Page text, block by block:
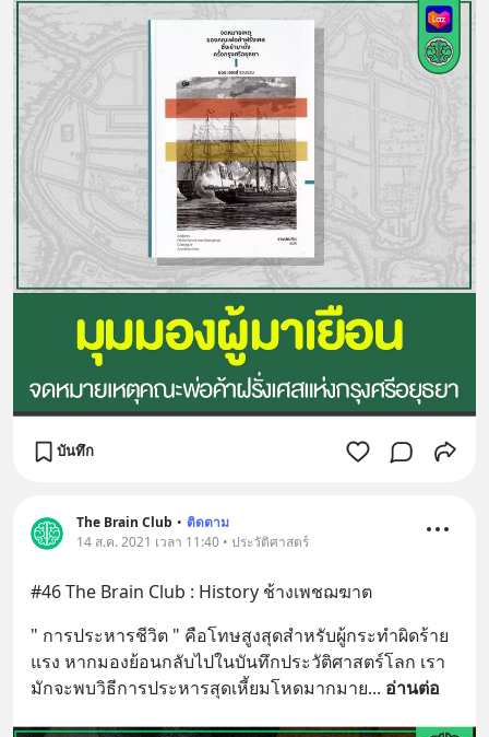
บันทึก
The Brain Club • ติดตาม
14 ส.ค. 2021 เวลา 11:40 • ประวัติศาสตร์
#46 The Brain Club : History ช้างเพชฌฆาต
" การประหารชีวิต " คือโทษสูงสุดสำหรับผู้กระทำผิดร้าย
แรง หากมองย้อนกลับไปในบันทึกประวัติศาสตร์โลก เรา
มักจะพบวิธีการประหารสุดเหี้ยมโหดมากมาย... อ่านต่อ